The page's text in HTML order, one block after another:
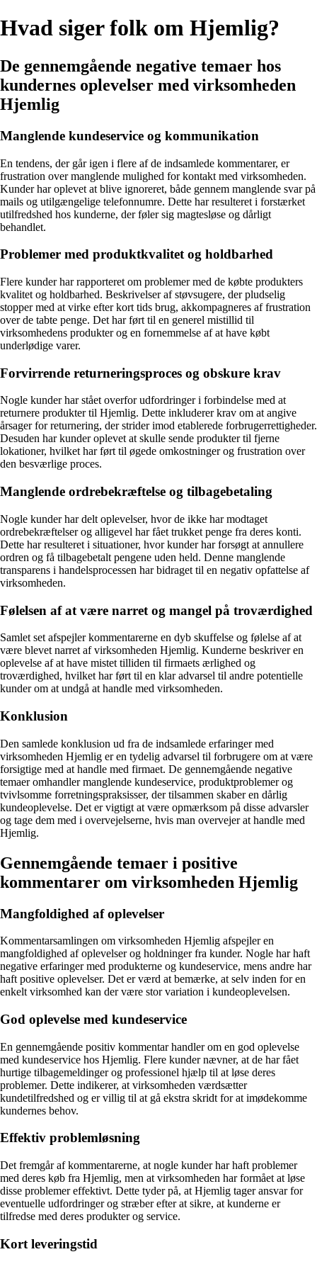
Hvad siger folk om Hjemlig?
De gennemgående negative temaer hos
kundernes oplevelser med virksomheden
Hjemlig
Manglende kundeservice og kommunikation
En tendens, der går igen i flere af de indsamlede kommentarer, er
frustration over manglende mulighed for kontakt med virksomheden.
Kunder har oplevet at blive ignoreret, både gennem manglende svar på
mails og utilgængelige telefonnumre. Dette har resulteret i forstærket
utilfredshed hos kunderne, der føler sig magtesløse og dårligt
behandlet.
Problemer med produktkvalitet og holdbarhed
Flere kunder har rapporteret om problemer med de købte produkters
kvalitet og holdbarhed. Beskrivelser af støvsugere, der pludselig
stopper med at virke efter kort tids brug, akkompagneres af frustration
over de tabte penge. Det har ført til en generel mistillid til
virksomhedens produkter og en fornemmelse af at have købt
underlødige varer.
Forvirrende returneringsproces og obskure krav
Nogle kunder har stået overfor udfordringer i forbindelse med at
returnere produkter til Hjemlig. Dette inkluderer krav om at angive
årsager for returnering, der strider imod etablerede forbrugerrettigheder.
Desuden har kunder oplevet at skulle sende produkter til fjerne
lokationer, hvilket har ført til øgede omkostninger og frustration over
den besværlige proces.
Manglende ordrebekræftelse og tilbagebetaling
Nogle kunder har delt oplevelser, hvor de ikke har modtaget
ordrebekræftelser og alligevel har fået trukket penge fra deres konti.
Dette har resulteret i situationer, hvor kunder har forsøgt at annullere
ordren og få tilbagebetalt pengene uden held. Denne manglende
transparens i handelsprocessen har bidraget til en negativ opfattelse af
virksomheden.
Følelsen af at være narret og mangel på troværdighed
Samlet set afspejler kommentarerne en dyb skuffelse og følelse af at
være blevet narret af virksomheden Hjemlig. Kunderne beskriver en
oplevelse af at have mistet tilliden til firmaets ærlighed og
troværdighed, hvilket har ført til en klar advarsel til andre potentielle
kunder om at undgå at handle med virksomheden.
Konklusion
Den samlede konklusion ud fra de indsamlede erfaringer med
virksomheden Hjemlig er en tydelig advarsel til forbrugere om at være
forsigtige med at handle med firmaet. De gennemgående negative
temaer omhandler manglende kundeservice, produktproblemer og
tvivlsomme forretningspraksisser, der tilsammen skaber en dårlig
kundeoplevelse. Det er vigtigt at være opmærksom på disse advarsler
og tage dem med i overvejelserne, hvis man overvejer at handle med
Hjemlig.
Gennemgående temaer i positive
kommentarer om virksomheden Hjemlig
Mangfoldighed af oplevelser
Kommentarsamlingen om virksomheden Hjemlig afspejler en
mangfoldighed af oplevelser og holdninger fra kunder. Nogle har haft
negative erfaringer med produkterne og kundeservice, mens andre har
haft positive oplevelser. Det er værd at bemærke, at selv inden for en
enkelt virksomhed kan der være stor variation i kundeoplevelsen.
God oplevelse med kundeservice
En gennemgående positiv kommentar handler om en god oplevelse
med kundeservice hos Hjemlig. Flere kunder nævner, at de har fået
hurtige tilbagemeldinger og professionel hjælp til at løse deres
problemer. Dette indikerer, at virksomheden værdsætter
kundetilfredshed og er villig til at gå ekstra skridt for at imødekomme
kundernes behov.
Effektiv problemløsning
Det fremgår af kommentarerne, at nogle kunder har haft problemer
med deres køb fra Hjemlig, men at virksomheden har formået at løse
disse problemer effektivt. Dette tyder på, at Hjemlig tager ansvar for
eventuelle udfordringer og stræber efter at sikre, at kunderne er
tilfredse med deres produkter og service.
Kort leveringstid